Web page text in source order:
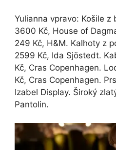
Yulianna vpravo: Košile
3600 Kč, House of
249 Kč, H&M. Kalhoty z
2599 Kč, Ida Sjöstedt.
Kč, Cras Copenhagen.
Kč, Cras Copenhagen.
Izabel Display. Široký
Pantolin.